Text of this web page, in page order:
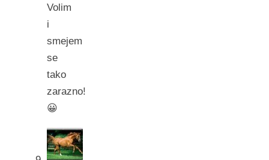
Volim
i
smejem
se
tako
zarazno!
😀